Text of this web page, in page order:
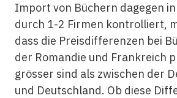
Import von Büchern dagegen
durch 1-2 Firmen kontrolliert,
dass die Preisdifferenzen bei
der Romandie und Frankreich
grösser sind als zwischen der
und Deutschland. Ob diese